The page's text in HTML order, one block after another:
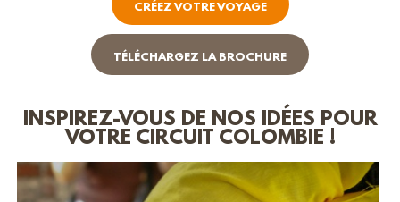
CRÉEZ VOTRE VOYAGE
TÉLÉCHARGEZ LA BROCHURE
INSPIREZ-VOUS DE NOS IDÉES POUR
VOTRE CIRCUIT COLOMBIE !